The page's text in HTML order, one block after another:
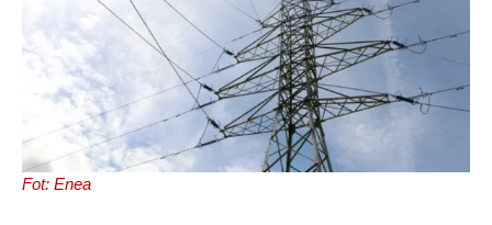
Fot: Enea